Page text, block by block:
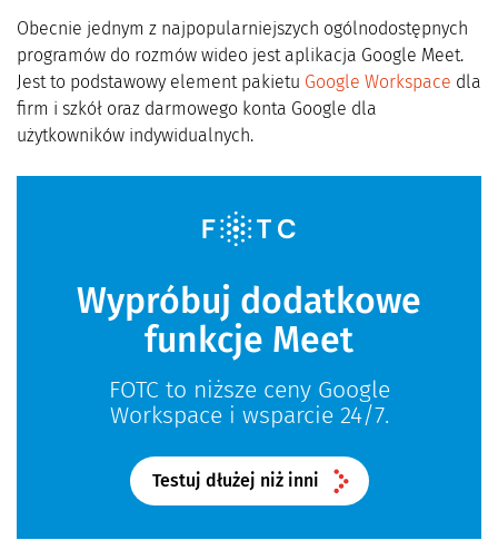
Obecnie jednym z najpopularniejszych ogólnodostępnych
programów do rozmów wideo jest aplikacja Google Meet.
Jest to podstawowy element pakietu Google Workspace dla
firm i szkół oraz darmowego konta Google dla
użytkowników indywidualnych.
Wypróbuj dodatkowe
funkcje Meet
FOTC to niższe ceny Google
Workspace i wsparcie 24/7.
Testuj dłużej niż inni